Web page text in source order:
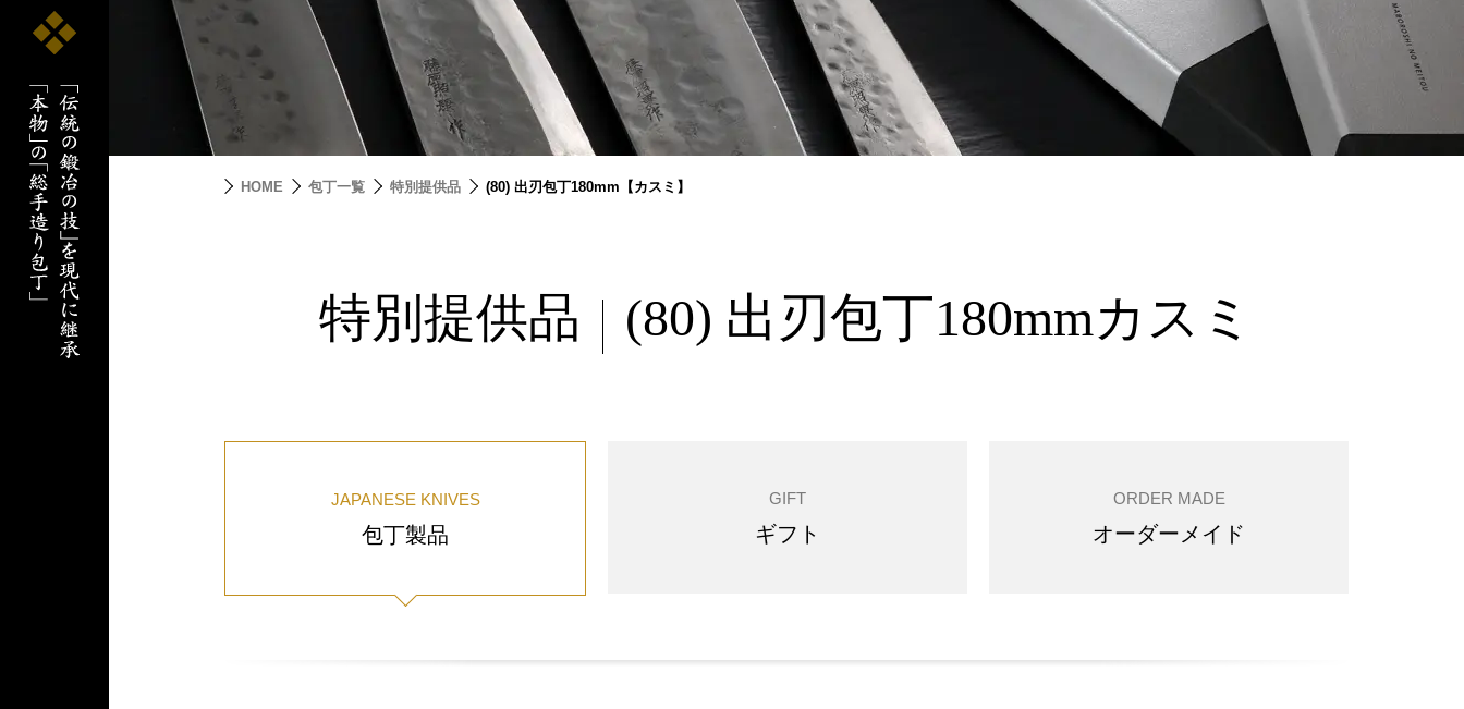
HOME 包丁一覧 特別提供品 (80) 出刃包丁180mm【カスミ】
特別提供品 (80) 出刃包丁180mmカスミ
JAPANESE KNIVES
包丁製品
GIFT
ギフト
ORDER MADE
オーダーメイド